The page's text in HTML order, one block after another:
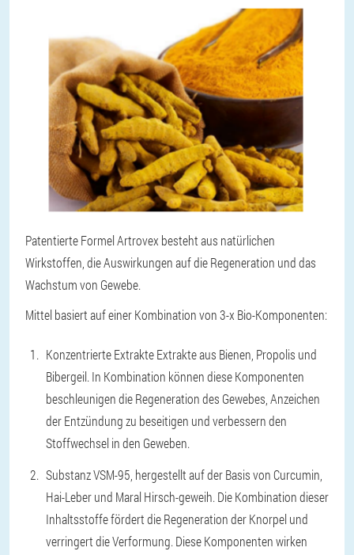
Patentierte Formel Artrovex besteht aus natürlichen
Wirkstoffen, die Auswirkungen auf die Regeneration und das
Wachstum von Gewebe.
Mittel basiert auf einer Kombination von 3-x Bio-Komponenten:
Konzentrierte Extrakte Extrakte aus Bienen, Propolis und
Bibergeil. In Kombination können diese Komponenten
beschleunigen die Regeneration des Gewebes, Anzeichen
der Entzündung zu beseitigen und verbessern den
Stoffwechsel in den Geweben.
Substanz VSM-95, hergestellt auf der Basis von Curcumin,
Hai-Leber und Maral Hirsch-geweih. Die Kombination dieser
Inhaltsstoffe fördert die Regeneration der Knorpel und
verringert die Verformung. Diese Komponenten wirken